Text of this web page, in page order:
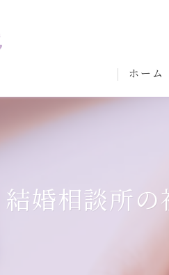
ホーム
結婚相談所